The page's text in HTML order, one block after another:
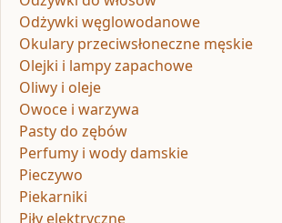
Odżywki węglowodanowe
Okulary przeciwsłoneczne męskie
Olejki i lampy zapachowe
Oliwy i oleje
Owoce i warzywa
Pasty do zębów
Perfumy i wody damskie
Pieczywo
Piekarniki
Piły elektryczne